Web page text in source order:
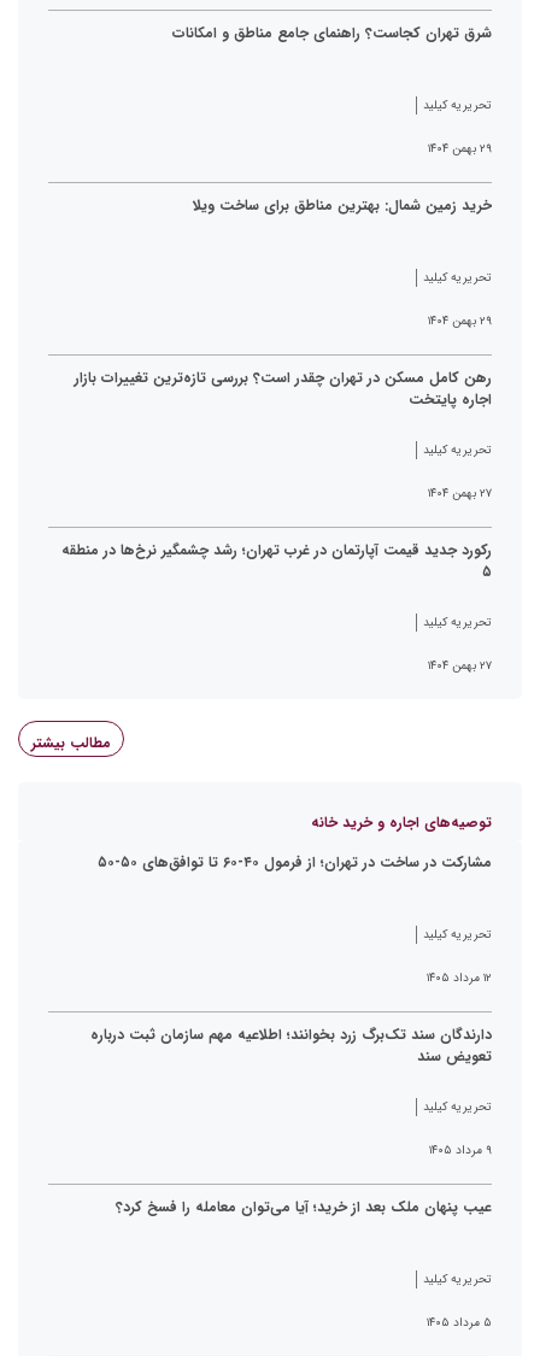
شرق تهران کجاست؟ راهنمای جامع مناطق و امکانات
تحریریه کیلید
۲۹ بهمن ۱۴۰۴
خرید زمین شمال: بهترین مناطق برای ساخت ویلا
تحریریه کیلید
۲۹ بهمن ۱۴۰۴
رهن کامل مسکن در تهران چقدر است؟ بررسی تازه‌ترین تغییرات بازار
اجاره پایتخت
تحریریه کیلید
۲۷ بهمن ۱۴۰۴
رکورد جدید قیمت آپارتمان در غرب تهران؛ رشد چشمگیر نرخ‌ها در منطقه
۵
تحریریه کیلید
۲۷ بهمن ۱۴۰۴
مطالب بیشتر
توصیه‌های اجاره و خرید خانه
مشارکت در ساخت در تهران؛ از فرمول ۴۰-۶۰ تا توافق‌های ۵۰-۵۰
تحریریه کیلید
۱۲ مرداد ۱۴۰۵
دارندگان سند تک‌برگ زرد بخوانند؛ اطلاعیه مهم سازمان ثبت درباره
تعویض سند
تحریریه کیلید
۹ مرداد ۱۴۰۵
عیب پنهان ملک بعد از خرید؛ آیا می‌توان معامله را فسخ کرد؟
تحریریه کیلید
۵ مرداد ۱۴۰۵